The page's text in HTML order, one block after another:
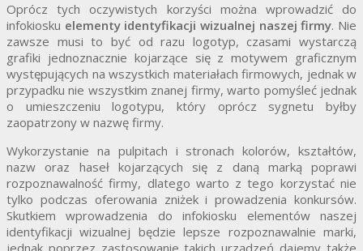
Oprócz tych oczywistych korzyści można wprowadzić do
infokiosku elementy identyfikacji wizualnej naszej firmy. Nie
zawsze musi to być od razu logotyp, czasami wystarczą
grafiki jednoznacznie kojarzące się z motywem graficznym
występujących na wszystkich materiałach firmowych, jednak w
przypadku nie wszystkim znanej firmy, warto pomyśleć jednak
o umieszczeniu logotypu, który oprócz sygnetu byłby
zaopatrzony w nazwę firmy.
Wykorzystanie na pulpitach i stronach kolorów, kształtów,
nazw oraz haseł kojarzących się z daną marką poprawi
rozpoznawalność firmy, dlatego warto z tego korzystać nie
tylko podczas oferowania zniżek i prowadzenia konkursów.
Skutkiem wprowadzenia do infokiosku elementów naszej
identyfikacji wizualnej będzie lepsze rozpoznawalnie marki,